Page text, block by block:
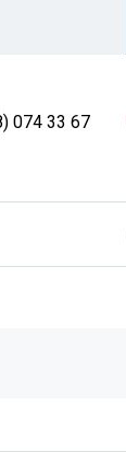
074 33 67